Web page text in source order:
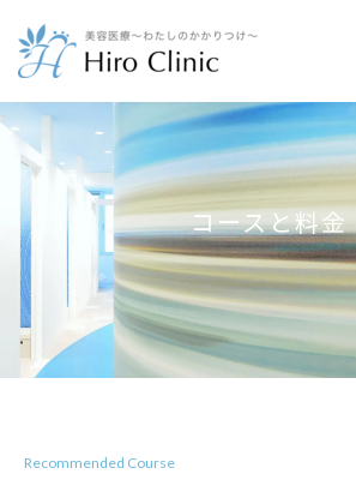
コースと料金
Recommended Course